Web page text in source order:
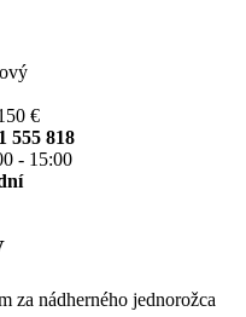
€
555 818
- 15:00
nádherného jednorožca